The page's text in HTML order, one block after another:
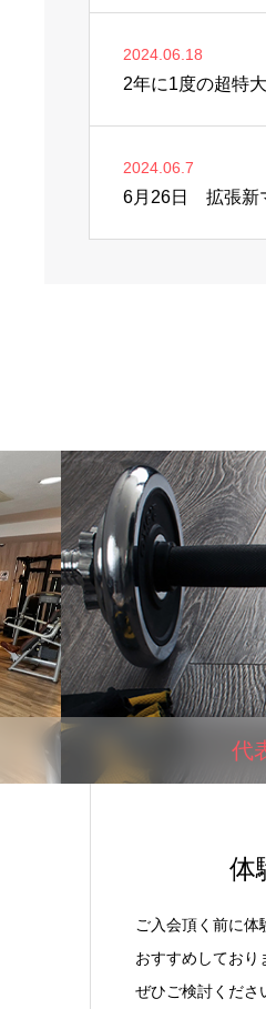
2024.06.18
2年に1度の超特
2024.06.7
6月26日 拡張新
代
体
ご入会頂く前に体
おすすめしており
ぜひご検討くださ